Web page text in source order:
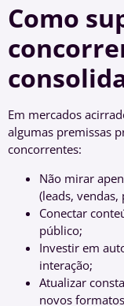
Como
Em mercados
algumas premissas
concorrentes:
Não mirar
(leads, vendas,
Conectar
público;
Investir em
interação;
Atualizar
novos